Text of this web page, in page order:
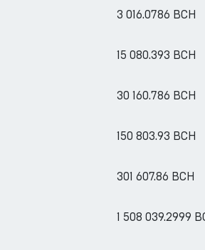
3 016.0786 BCH
15 080.393 BCH
30 160.786 BCH
150 803.93 BCH
301 607.86 BCH
1 508 039.2999